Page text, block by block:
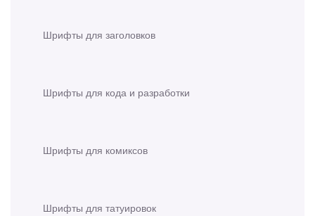
Шрифты для заголовков
Шрифты для кода и разработки
Шрифты для комиксов
Шрифты для татуировок